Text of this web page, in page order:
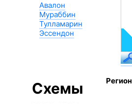
Авалон
Мураббин
Тулламарин
Эссендон
Схемы
Регион